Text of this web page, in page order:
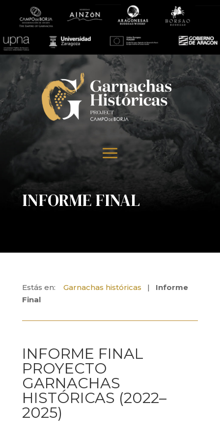
INFORME FINAL
Estás en: Garnachas históricas | Informe
Final
INFORME FINAL
PROYECTO
GARNACHAS
HISTÓRICAS (2022–
2025)